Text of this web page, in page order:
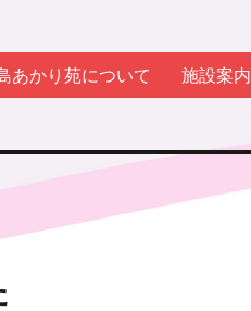
あかり苑について 施設案内